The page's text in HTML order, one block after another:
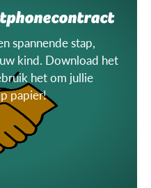
spannende stap,
kind. Download het
het om jullie
papier!